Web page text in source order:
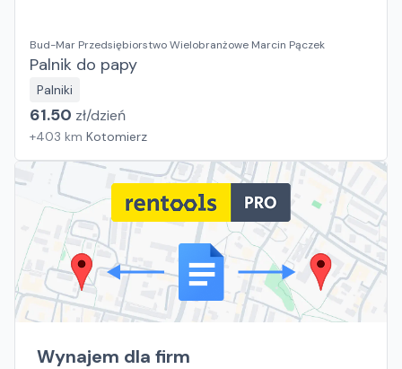
Bud-Mar Przedsiębiorstwo Wielobranżowe Marcin Pączek
Palnik do papy
Palniki
61.50 zł/dzień
+403 km Kotomierz
Wynajem dla firm